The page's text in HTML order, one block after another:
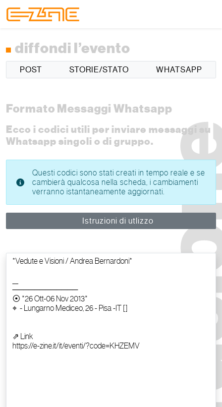
diffondi l’evento
POST STORIE/STATO WHATSAPP
Formato Messaggi Whatsapp
Ecco i codici utili per inviare messaggi su
Whatsapp singoli o di gruppo.
Questi codici sono stati creati in tempo reale e se
cambierà qualcosa nella scheda, i cambiamenti
verranno istantaneamente aggiornati.
Istruzioni di utlizzo